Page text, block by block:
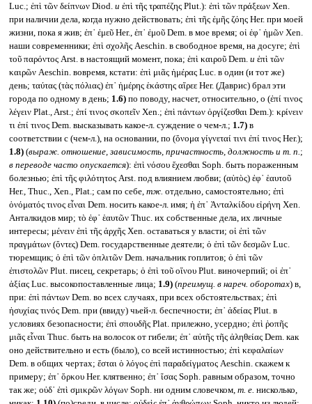
Luc.; ἐπὶ τῶν δείπνων Diod. и ἐπὶ τῆς τραπέζης Plut.): ἐπὶ τῶν πράξεων Xen.
при наличии дела, когда нужно действовать; ἐπὶ τῆς ἐμῆς ζόης Her. при моей
жизни, пока я жив; ἐπ᾽ ἐμεῦ Her., ἐπ᾽ ἐμοῦ Dem. в мое время; οἱ ἐφ᾽ ἡμῶν Xen.
наши современники; ἐπὶ σχολῆς Aeschin. в свободное время, на досуге; ἐπὶ
τοῦ παρόντος Arst. в настоящий момент, пока; ἐπὶ καιροῦ Dem. и ἐπὶ τῶν
καιρῶν Aeschin. вовремя, кстати: ἐπὶ μιᾶς ἡμέρας Luc. в один (и тот же)
день; ταύτας (τὰς πόλιας) ἐπ᾽ ἡμέρης ἑκάστης αἵρεε Her. (Даврис) брал эти
города по одному в день; 1.6)по поводу, насчет, относительно, о (ἐπί τινος
λέγειν Plat., Arst.; ἐπί τινος σκοπεῖν Xen.; ἐπὶ πάντων ὀργίζεσθαι Dem.): κρίνειν
τι ἐπί τινος Dem. высказывать какое-л. суждение о чем-л.; 1.7)в
соответствии с (чем-л.), на основании, по (ὄνομα γίγνεταί τινι ἐπί τινος Her.);
1.8)(выраж. отношение, зависимость, причастность, должность и т. п. ;
в переводе часто опускается): ἐπὶ νόσου ἔχεσθαι Soph. быть пораженным
болезнью; ἐπὶ τῆς φιλότητος Arst. под влиянием любви; (αὐτὸς) ἐφ᾽ ἑαυτοῦ
Her., Thuc., Xen., Plat.; сам по себе, тж. отдельно, самостоятельно; ἐπὶ
ὀνόματός τινος εἶναι Dem. носить какое-л. имя; ἡ ἐπ᾽ Ἀνταλκίδου εἰρήνη Xen.
Анталкидов мир; τὸ ἐφ᾽ ἑαυτῶν Thuc. их собственные дела, их личные
интересы; μένειν ἐπὶ τῆς ἀρχῆς Xen. оставаться у власти; οἱ ἐπὶ τῶν
πραγμάτων (ὄντες) Dem. государственные деятели; ὁ ἐπὶ τῶν δεσμῶν Luc.
тюремщик; ὁ ἐπὶ τῶν ὁπλιτῶν Dem. начальник гоплитов; ὁ ἐπὶ τῶν
ἐπιστολῶν Plut. писец, секретарь; ὁ ἐπὶ τοῦ οἴνου Plut. виночерпий; οἱ ἐπ᾽
ἀξίας Luc. высокопоставленные лица; 1.9)(преимущ. в нареч. оборотах) в,
при: ἐπὶ πάντων Dem. во всех случаях, при всех обстоятельствах; ἐπὶ
ἡσυχίας τινός Dem. при (ввиду) чьей-л. беспечности; ἐπ᾽ ἀδείας Plut. в
условиях безопасности; ἐπὶ σπουδῆς Plat. прилежно, усердно; ἐπὶ ῥοπῆς
μιᾶς εἶναι Thuc. быть на волосок от гибели; ἐπ᾽ αὐτῆς τῆς ἀληθείας Dem. как
оно действительно и есть (было), со всей истинностью; ἐπὶ κεφαλαίων
Dem. в общих чертах; ἔσται ὁ λόγος ἐπὶ παραδείγματος Aeschin. скажем к
примеру; ἐπ᾽ ὅρκου Her. клятвенно; ἐπ᾽ ἴσας Soph. равным образом, точно
так же; οὐδ᾽ ἐπὶ σμικρῶν λόγων Soph. ни одним словечком, т. е. нисколько,